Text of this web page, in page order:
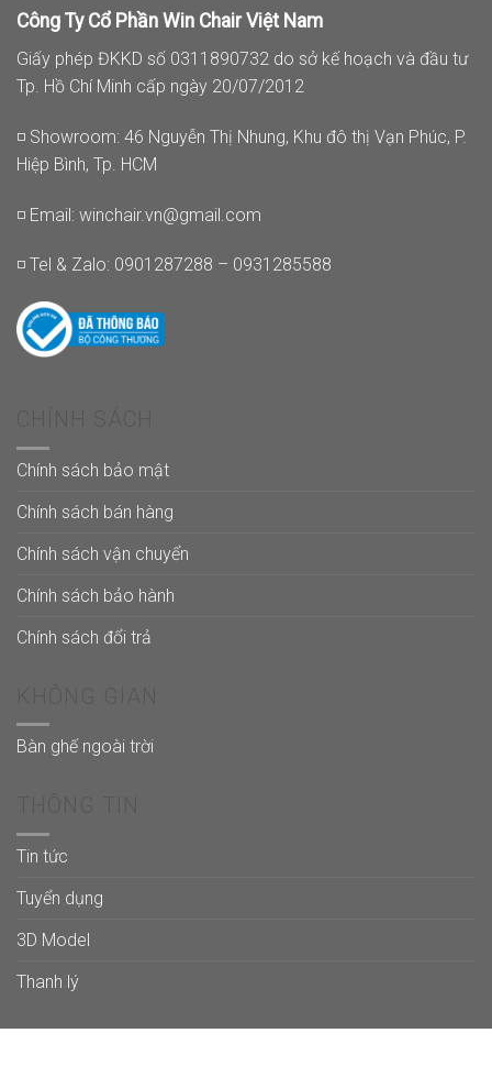
Công Ty Cổ Phần Win Chair Việt Nam
Giấy phép ĐKKD số 0311890732 do sở kế hoạch và đầu tư
Tp. Hồ Chí Minh cấp ngày 20/07/2012
◽ Showroom: 46 Nguyễn Thị Nhung, Khu đô thị Vạn Phúc, P.
Hiệp Bình, Tp. HCM
◽ Email: winchair.vn@gmail.com
◽ Tel & Zalo: 0901287288 – 0931285588
Chính sách bảo mật
Chính sách bán hàng
Chính sách vận chuyển
Chính sách bảo hành
Chính sách đổi trả
Bàn ghế ngoài trời
Tin tức
Tuyển dụng
3D Model
Thanh lý